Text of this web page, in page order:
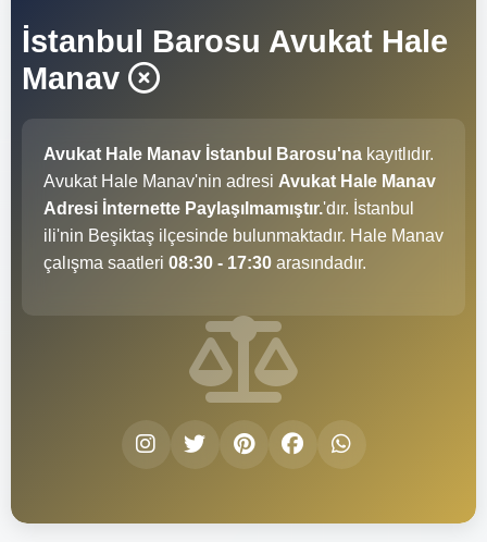
İstanbul Barosu Avukat Hale
Manav
Avukat Hale Manav İstanbul Barosu'na kayıtlıdır.
Avukat Hale Manav'nin adresi Avukat Hale Manav
Adresi İnternette Paylaşılmamıştır.'dır. İstanbul
ili'nin Beşiktaş ilçesinde bulunmaktadır. Hale Manav
çalışma saatleri 08:30 - 17:30 arasındadır.